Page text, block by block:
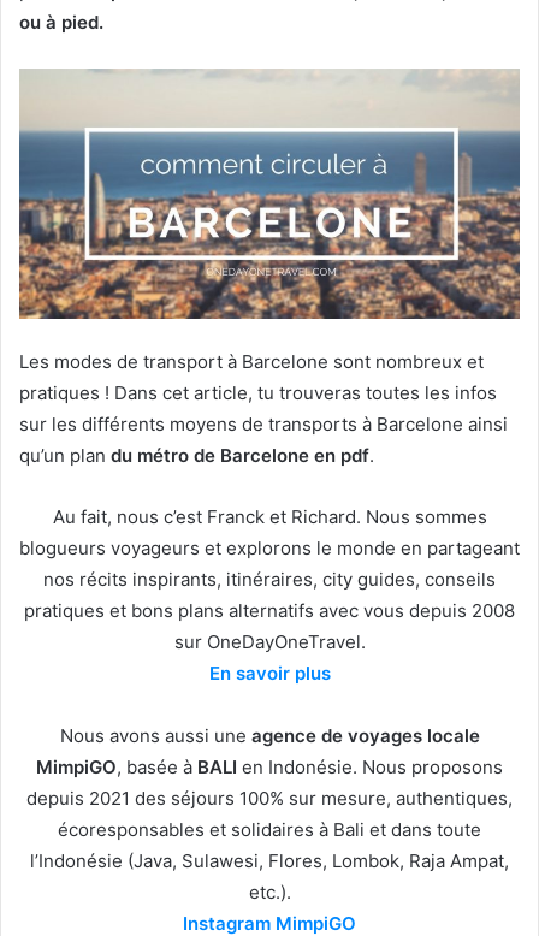
ou à pied.
Les modes de transport à Barcelone sont nombreux et
pratiques ! Dans cet article, tu trouveras toutes les infos
sur les différents moyens de transports à Barcelone ainsi
qu’un plan du métro de Barcelone en pdf.
Au fait, nous c’est Franck et Richard. Nous sommes
blogueurs voyageurs et explorons le monde en partageant
nos récits inspirants, itinéraires, city guides, conseils
pratiques et bons plans alternatifs avec vous depuis 2008
sur OneDayOneTravel.
En savoir plus
Nous avons aussi une agence de voyages locale
MimpiGO, basée à BALI en Indonésie. Nous proposons
depuis 2021 des séjours 100% sur mesure, authentiques,
écoresponsables et solidaires à Bali et dans toute
l’Indonésie (Java, Sulawesi, Flores, Lombok, Raja Ampat,
etc.).
Instagram MimpiGO